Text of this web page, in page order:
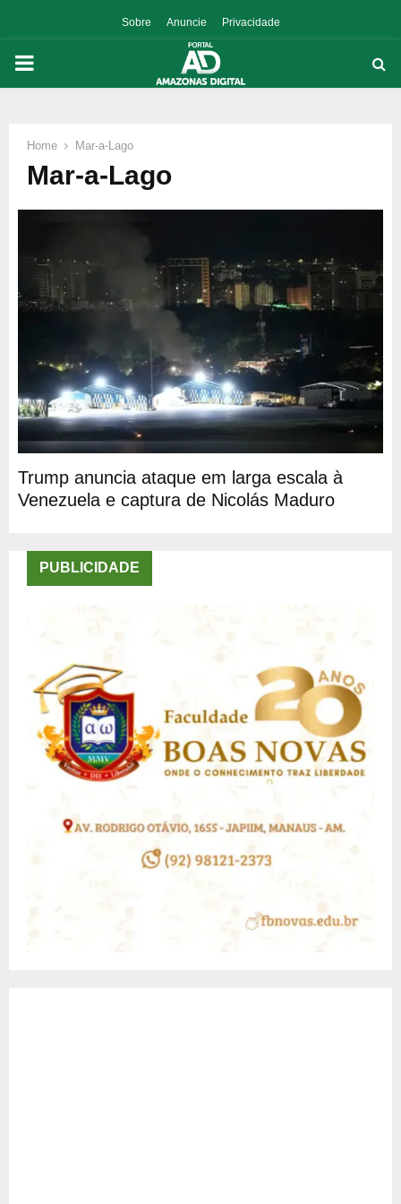
Sobre Anuncie Privacidade
PRIMARY
Home Mar-a-Lago
Mar-a-Lago
Trump anuncia ataque em larga escala à
Venezuela e captura de Nicolás Maduro
PUBLICIDADE